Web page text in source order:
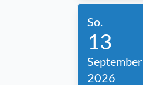
So.
13
September
2026